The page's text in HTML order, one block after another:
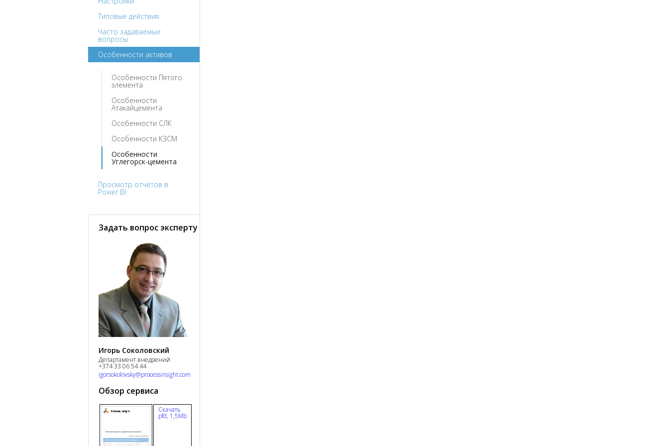
Типовые действия
Часто задаваемые
вопросы
Особенности активов
Особенности Пятого
элемента
Особенности
Атакайцемента
Особенности СЛК
Особенности КЗСМ
Особенности
Углегорск-цемента
Просмотр отчётов в
Power BI
Задать вопрос эксперту
Игорь Соколовский
Департамент внедрений
+374 33 06 54 44
igorsokolovsky@processinsight.com
Обзор сервиса
Скачать
pfd, 1,5Mb